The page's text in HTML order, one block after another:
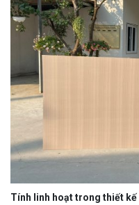
Tính linh hoạt trong thiết kế